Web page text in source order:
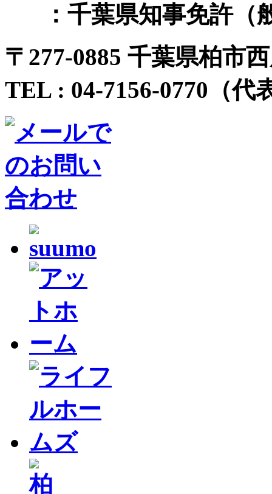
：千葉県知事免許（
〒 277-0885 千葉県柏市
TEL : 04-7156-0770 （